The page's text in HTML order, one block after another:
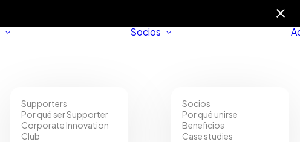
Supporters
Por qué ser Supporter
Corporate Innovation
Club
Socios
Socios
Por qué unirse
Beneficios
Case studies